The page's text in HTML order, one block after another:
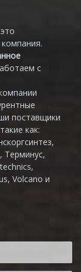
с
поставщики
как:
Терминус,
Volcano и